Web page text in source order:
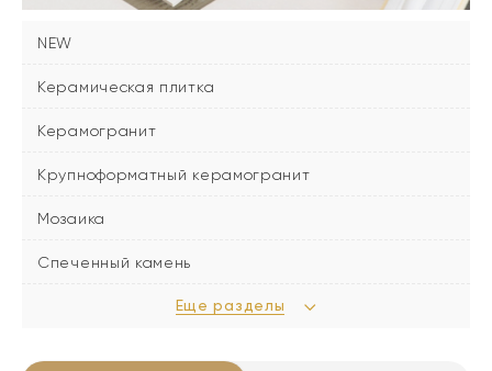
NEW
Керамическая плитка
Керамогранит
Крупноформатный керамогранит
Мозаика
Спеченный камень
Еще разделы